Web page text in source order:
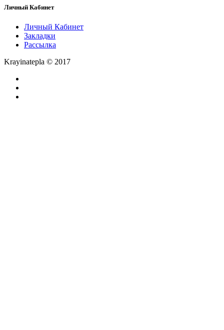
Личный Кабинет
Личный Кабинет
Закладки
Рассылка
Krayinatepla © 2017